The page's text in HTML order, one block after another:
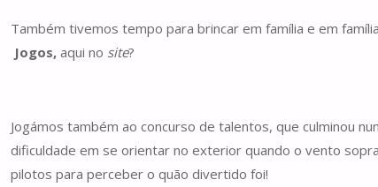
Também tivemos tempo para brincar em família e em
Jogos, aqui no site?
Jogámos também ao concurso de talentos, que culminou
dificuldade em se orientar no exterior quando o vento
pilotos para perceber o quão divertido foi!